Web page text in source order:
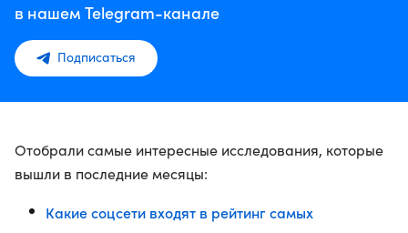
в нашем Telegram-канале
Подписаться
Отобрали самые интересные исследования, которые
вышли в последние месяцы:
Какие соцсети входят в рейтинг самых